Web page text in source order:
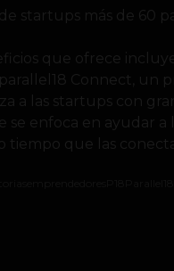
startups más de 60
que ofrece
Connect, un
a las startups con
se enfoca en ayudar
tiempo que las